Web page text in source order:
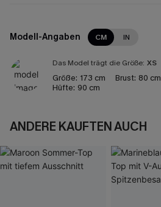
Modell-Angaben CM IN
Das Model trägt die Größe: XS
Größe: 173 cm Brust: 80 cm
Hüfte: 90 cm
ANDERE KAUFTEN AUCH